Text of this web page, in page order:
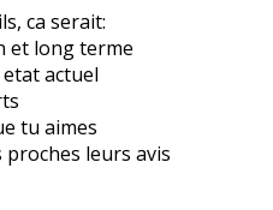
ca serait:
et long terme
actuel
tu aimes
leurs avis